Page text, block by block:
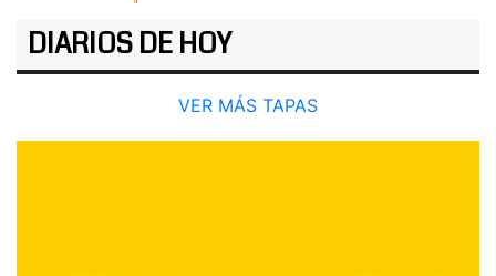
DIARIOS DE HOY
VER MÁS TAPAS